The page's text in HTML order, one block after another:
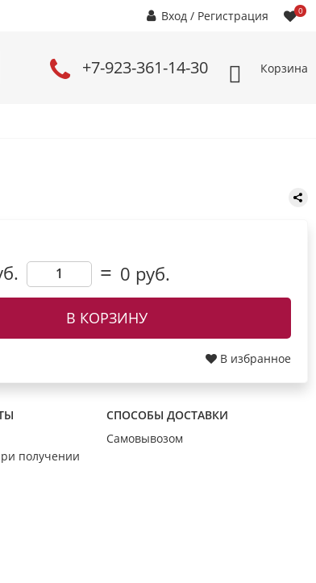
Вход / Регистрация 0
+7-923-361-14-30 Корзина
0 руб.
В КОРЗИНУ
В избранное
получении
СПОСОБЫ ДОСТАВКИ
Самовывозом